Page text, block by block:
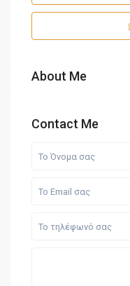
About Me
Contact Me